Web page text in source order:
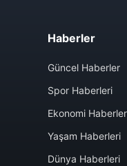
Haberler
Güncel Haberler
Spor Haberleri
Ekonomi
Yaşam Haberleri
Dünya Haberleri